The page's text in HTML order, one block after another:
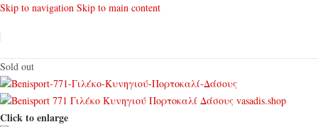
Skip to navigation Skip to main content
Sold out
Click to enlarge